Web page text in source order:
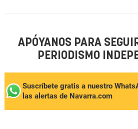
APÓYANOS PARA
PERIODISMO
Suscríbete gratis a nuestro
las alertas de Navarra.com